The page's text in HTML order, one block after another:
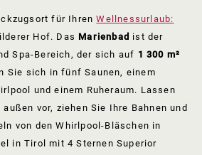
für IhrenWellnessurlaub:
Hof. Das Marienbad ist der
Spa-Bereich, der sich auf 1 300 m²
Sie sich in fünf Saunen, einem
und einem Ruheraum. Lassen
vor, ziehen Sie Ihre Bahnen und
von den Whirlpool-Bläschen in
in Tirol mit 4 Sternen Superior